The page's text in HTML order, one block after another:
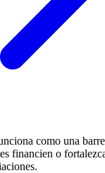
como una
financien o